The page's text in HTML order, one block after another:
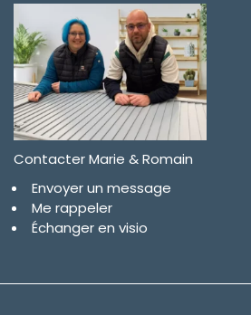
Contacter Marie & Romain
Envoyer un message
Me rappeler
Échanger en visio